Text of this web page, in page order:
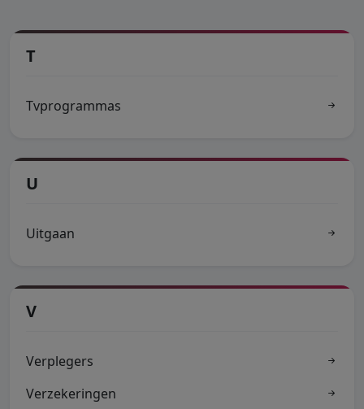
T
Tvprogrammas
U
Uitgaan
V
Verplegers
Verzekeringen